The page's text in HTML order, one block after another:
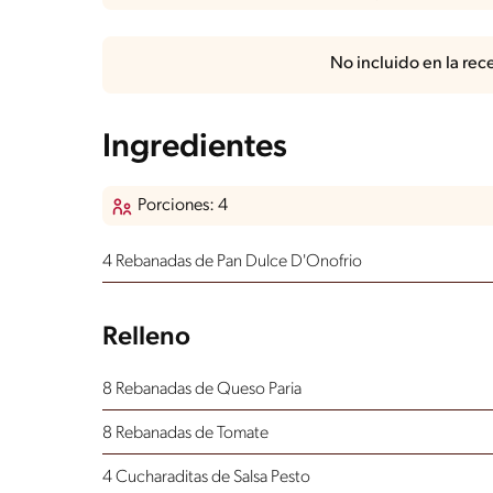
No incluido en la
Ingredientes
Porciones: 4
4 Rebanadas de Pan Dulce D'Onofrio
Relleno
8 Rebanadas de Queso Paria
8 Rebanadas de Tomate
4 Cucharaditas de Salsa Pesto